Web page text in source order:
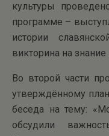
культуры
программе –
истории
викторина на
Во второй части
утверждённому
беседа на тему:
обсудили